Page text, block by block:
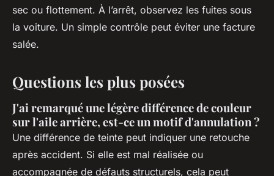
sec ou flottement. À l’arrêt, observez les fuites sous
la voiture. Un simple contrôle peut éviter une facture
salée.
Questions les plus posées
J'ai remarqué une légère différence de couleur
sur l'aile arrière, est-ce un motif d'annulation ?
Une différence de teinte peut indiquer une retouche
après accident. Si elle est mal réalisée ou
accompagnée de défauts structurels, cela peut